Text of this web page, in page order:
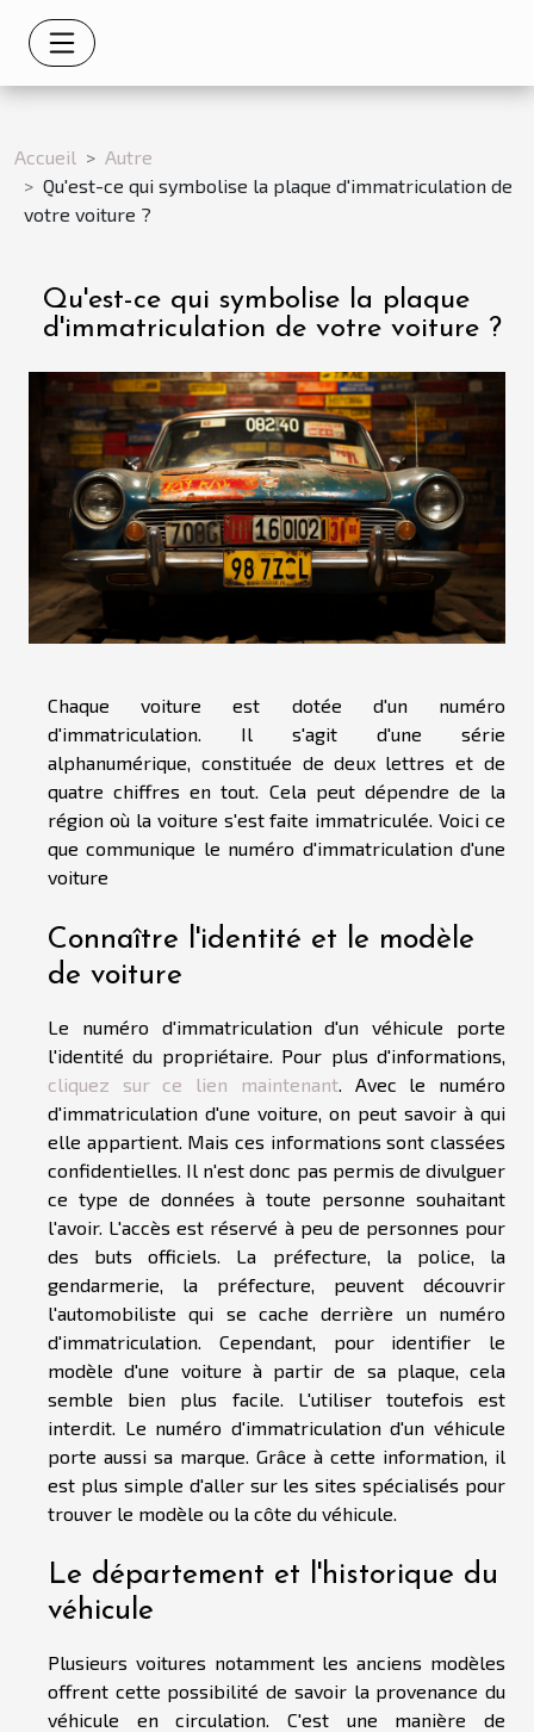
Accueil
Autre
Qu'est-ce qui symbolise la plaque d'immatriculation de
votre voiture ?
Qu'est-ce qui symbolise la plaque
d'immatriculation de votre voiture ?
Chaque voiture est dotée d'un numéro
d'immatriculation. Il s'agit d'une série
alphanumérique, constituée de deux lettres et de
quatre chiffres en tout. Cela peut dépendre de la
région où la voiture s'est faite immatriculée. Voici ce
que communique le numéro d'immatriculation d'une
voiture
Connaître l'identité et le modèle
de voiture
Le numéro d'immatriculation d'un véhicule porte
l'identité du propriétaire. Pour plus d'informations,
cliquez sur ce lien maintenant. Avec le numéro
d'immatriculation d'une voiture, on peut savoir à qui
elle appartient. Mais ces informations sont classées
confidentielles. Il n'est donc pas permis de divulguer
ce type de données à toute personne souhaitant
l'avoir. L'accès est réservé à peu de personnes pour
des buts officiels. La préfecture, la police, la
gendarmerie, la préfecture, peuvent découvrir
l'automobiliste qui se cache derrière un numéro
d'immatriculation. Cependant, pour identifier le
modèle d'une voiture à partir de sa plaque, cela
semble bien plus facile. L'utiliser toutefois est
interdit. Le numéro d'immatriculation d'un véhicule
porte aussi sa marque. Grâce à cette information, il
est plus simple d'aller sur les sites spécialisés pour
trouver le modèle ou la côte du véhicule.
Le département et l'historique du
véhicule
Plusieurs voitures notamment les anciens modèles
offrent cette possibilité de savoir la provenance du
véhicule en circulation. C'est une manière de